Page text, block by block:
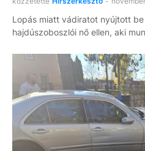
Lopás miatt vádiratot nyújtott
hajdúszoboszlói nő ellen, aki